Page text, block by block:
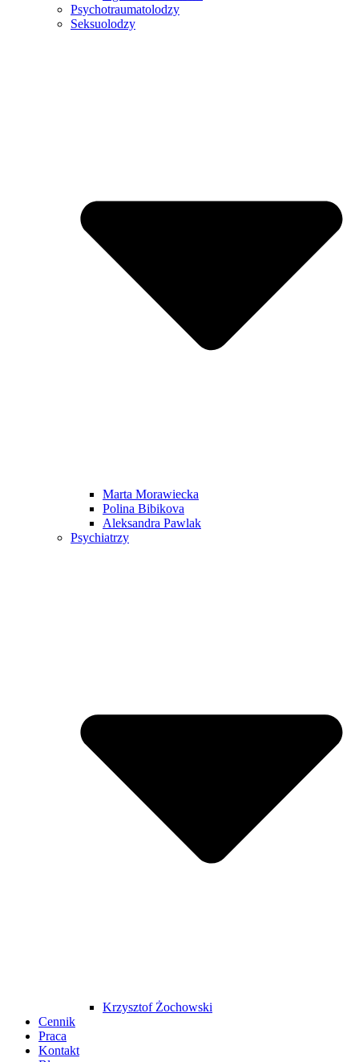
Psychotraumatolodzy
Seksuolodzy
Marta Morawiecka
Polina Bibikova
Aleksandra Pawlak
Psychiatrzy
Krzysztof Żochowski
Cennik
Praca
Kontakt